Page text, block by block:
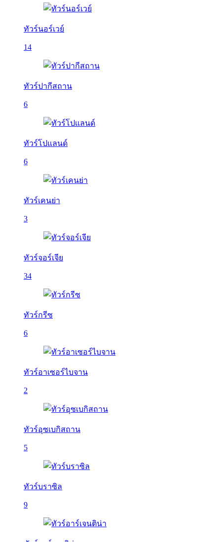
ทัวร์นอร์เวย์
14
ทัวร์ปากีสถาน
6
ทัวร์โปแลนด์
6
ทัวร์เคนย่า
3
ทัวร์จอร์เจีย
34
ทัวร์กรีซ
6
ทัวร์อาเซอร์ไบจาน
2
ทัวร์อุซเบกิสถาน
5
ทัวร์บราซิล
9